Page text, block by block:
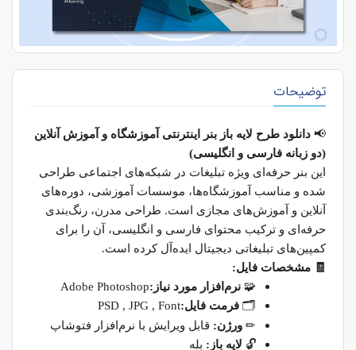
توضیحات
📢 دانلود طرح لایه باز بنر اینترنتی آموزشگاه و آموزش آنلاین
(دو زبانه فارسی و انگلیسی)
این بنر حرفه‌ای ویژه تبلیغات در شبکه‌های اجتماعی طراحی
شده و مناسب آموزشگاه‌ها، موسسات آموزشی، دوره‌های
آنلاین و آموزش‌های مجازی است. طراحی مدرن، رنگ‌بندی
حرفه‌ای و ترکیب محتوای فارسی و انگلیسی، آن را برای
کمپین‌های تبلیغاتی دیجیتال ایده‌آل کرده است.
🧾 مشخصات فایل:
🧩 نرم‌افزار مورد نیاز :
Adobe Photoshop
🗂 فرمت فایل:
PSD , JPG , Font
✏ ورژن: قابل ویرایش با نرم‌افزار فتوشاپ
🔓 لایه باز : بله